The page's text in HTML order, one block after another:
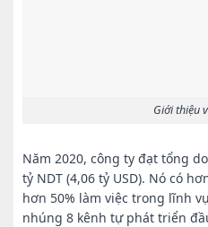
Giới thiệu
Năm 2020, công ty đạt tổng
tỷ NDT (4,06 tỷ USD). Nó có
hơn 50% làm việc trong lĩnh
nhúng 8 kênh tự phát triển